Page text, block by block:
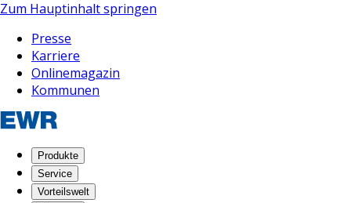
Zum Hauptinhalt springen
Presse
Karriere
Onlinemagazin
Kommunen
Produkte
Service
Vorteilswelt